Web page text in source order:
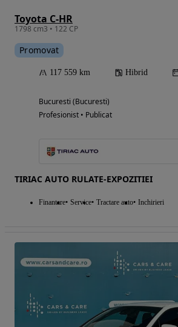
Toyota C-HR
1798 cm3 • 122 CP
Promovat
117 559 km Hibrid
Bucuresti (Bucuresti)
Profesionist • Publicat
TIRIAC AUTO RULATE-EXPOZITIEI
Finantare Service Tractare auto Inchirieri